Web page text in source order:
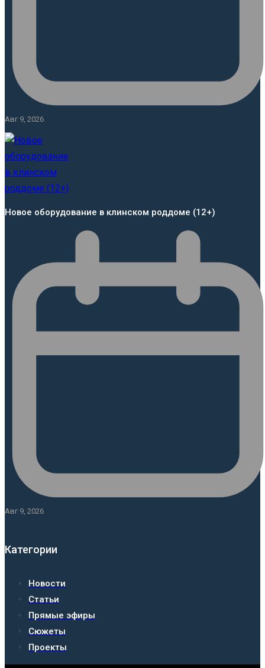
Авг 9, 2026
Новое оборудование в клинском роддоме (12+)
Авг 9, 2026
Категории
Новости
Статьи
Прямые эфиры
Сюжеты
Проекты